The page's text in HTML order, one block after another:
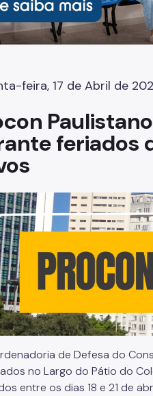
feira, 17 de Abril de
feriados
de Defesa do
no Largo do Pátio do
entre os dias 18 e 21 de